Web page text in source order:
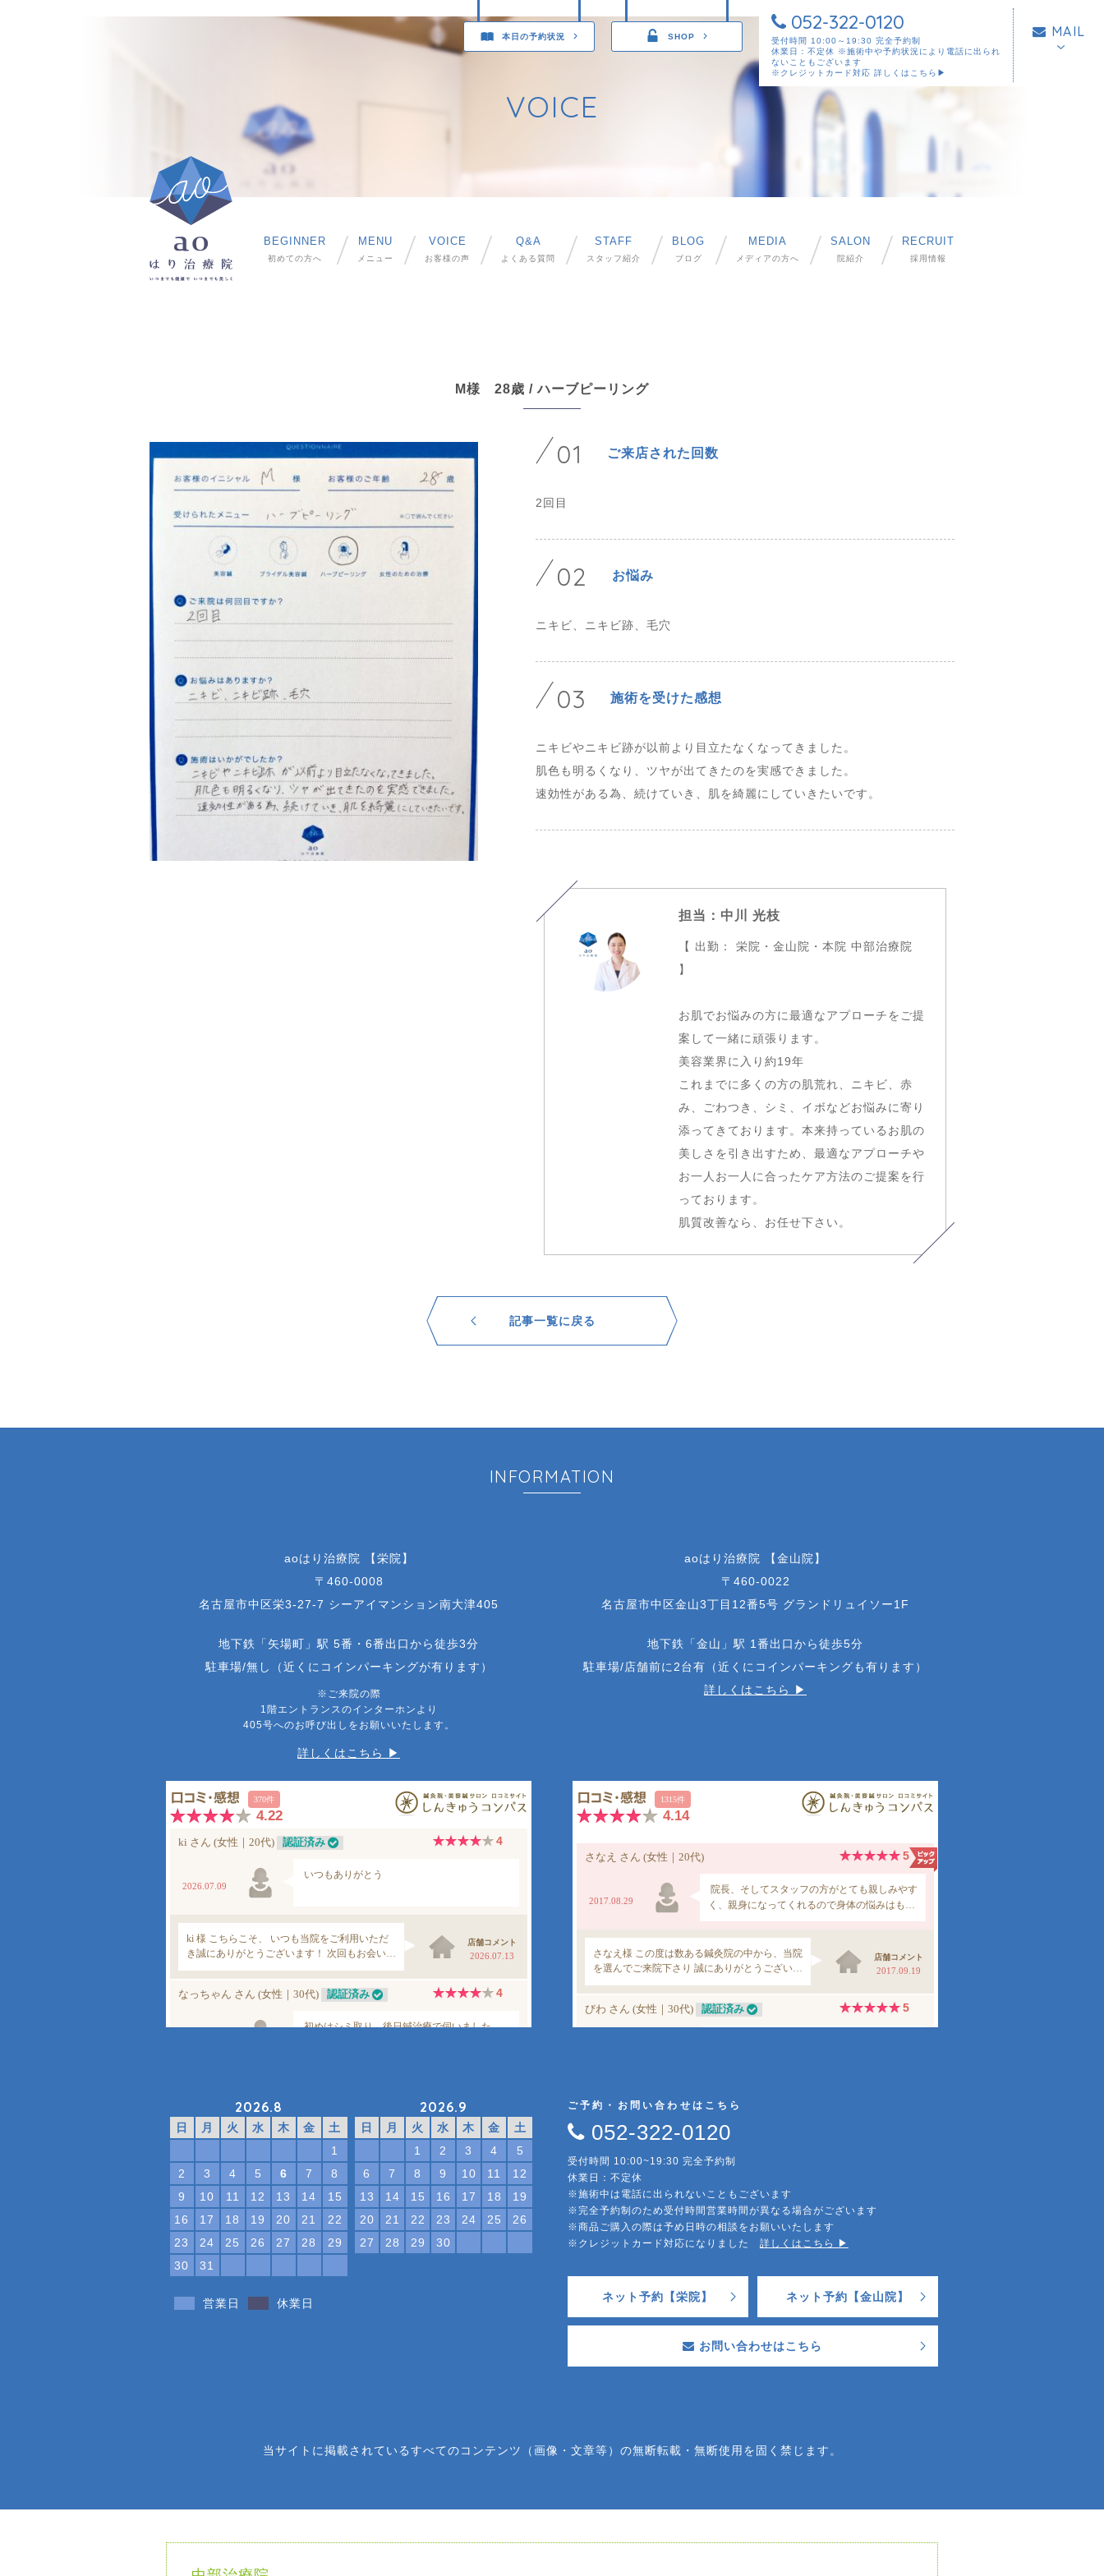
本日の予約状況 SHOP
052-322-0120
受付時間 10:00～19:30 完全予約制
休業日：不定休 ※施術中や予約状況により電話に出られ
ないこともございます
※クレジットカード対応 詳しくはこちら▶︎
MAIL
VOICE
BEGINNER
初めての方へ
MENU
メニュー
VOICE
お客様の声
Q&A
よくある質問
STAFF
スタッフ紹介
BLOG
ブログ
MEDIA
メディアの方へ
SALON
院紹介
RECRUIT
採用情報
M様 28歳 / ハーブピーリング
01 ご来店された回数
2回目
02 お悩み
ニキビ、ニキビ跡、毛穴
03 施術を受けた感想
ニキビやニキビ跡が以前より目立たなくなってきました。
肌色も明るくなり、ツヤが出てきたのを実感できました。
速効性がある為、続けていき、肌を綺麗にしていきたいです。
担当：中川 光枝
【 出勤： 栄院・金山院・本院 中部治療院
】
お肌でお悩みの方に最適なアプローチをご提
案して一緒に頑張ります。
美容業界に入り約19年
これまでに多くの方の肌荒れ、ニキビ、赤
み、ごわつき、シミ、イボなどお悩みに寄り
添ってきております。本来持っているお肌の
美しさを引き出すため、最適なアプローチや
お一人お一人に合ったケア方法のご提案を行
っております。
肌質改善なら、お任せ下さい。
記事一覧に戻る
INFORMATION
aoはり治療院 【栄院】
〒460-0008
名古屋市中区栄3-27-7 シーアイマンション南大津405
地下鉄「矢場町」駅 5番・6番出口から徒歩3分
駐車場/無し（近くにコインパーキングが有ります）
※ご来院の際
1階エントランスのインターホンより
405号へのお呼び出しをお願いいたします。
詳しくはこちら ▶︎
aoはり治療院 【金山院】
〒460-0022
名古屋市中区金山3丁目12番5号 グランドリュイソー1F
地下鉄「金山」駅 1番出口から徒歩5分
駐車場/店舗前に2台有（近くにコインパーキングも有ります）
詳しくはこちら ▶︎
2026.8
日 月 火 水 木 金
土
1
2
3 4 5 6 7
8
9
10 11 12 13 14
15
16
17 18 19 20 21
22
23
24 25 26 27 28
29
30
31
2026.9
日 月 火 水 木 金
土
1
2 3 4
5
6
7 8 9 10 11
12
13
14 15 16 17 18
19
20
21 22 23 24 25
26
27
28 29 30
営業日 休業日
ご予約・お問い合わせはこちら
052-322-0120
受付時間 10:00~19:30 完全予約制
休業日：不定休
※施術中は電話に出られないこともございます
※完全予約制のため受付時間営業時間が異なる場合がございます
※商品ご購入の際は予め日時の相談をお願いいたします
※クレジットカード対応になりました 詳しくはこちら ▶︎
ネット予約【栄院】 ネット予約【金山院】
お問い合わせはこちら
当サイトに掲載されているすべてのコンテンツ（画像・文章等）の無断転載・無断使用を固く禁じます。